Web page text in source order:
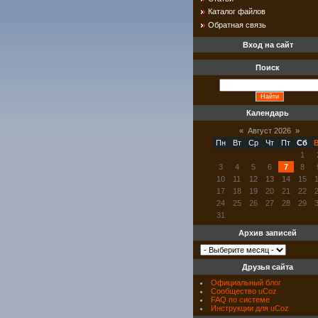
Каталог файлов
Обратная связь
Вход на сайт
Поиск
Календарь
« Август 2026 »
Пн
Вт Ср Чт Пт Сб
1
3
4 5 6 7 8
10
11 12 13 14 15
17
18 19 20 21 22
24
25 26 27 28 29
31
Архив записей
Друзья сайта
Официальный блог
Сообщество uCoz
FAQ по системе
Инструкции для uCoz